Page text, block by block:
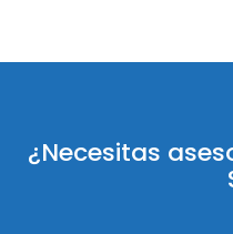
¿Necesitas